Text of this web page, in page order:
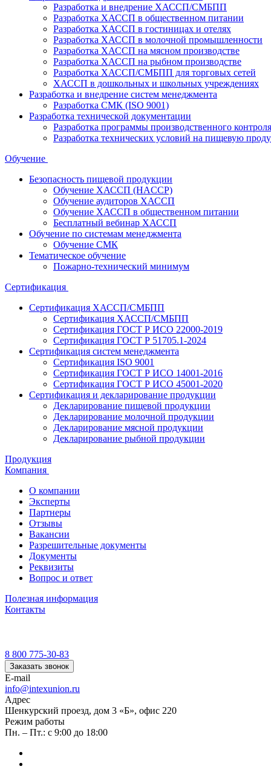
Разработка и внедрение ХАССП/СМБПП
Разработка ХАССП в общественном питании
Разработка ХАССП в гостиницах и отелях
Разработка ХАССП в молочной промышленности
Разработка ХАССП на мясном производстве
Разработка ХАССП на рыбном производстве
Разработка ХАССП/СМБПП для торговых сетей
ХАССП в дошкольных и школьных учреждениях
Разработка и внедрение систем менеджмента
Разработка СМК (ISO 9001)
Разработка технической документации
Разработка программы производственного
Разработка технических условий на пищевую
Обучение
Безопасность пищевой продукции
Обучение ХАССП (HACCP)
Обучение аудиторов ХАССП
Обучение ХАССП в общественном питании
Бесплатный вебинар ХАССП
Обучение по системам менеджмента
Обучение СМК
Тематическое обучение
Пожарно-технический минимум
Сертификация
Сертификация ХАССП/СМБПП
Сертификация ХАССП/СМБПП
Сертификация ГОСТ Р ИСО 22000-2019
Сертификация ГОСТ Р 51705.1-2024
Сертификация систем менеджмента
Сертификация ISO 9001
Сертификация ГОСТ Р ИСО 14001-2016
Сертификация ГОСТ Р ИСО 45001-2020
Сертификация и декларирование продукции
Декларирование пищевой продукции
Декларирование молочной продукции
Декларирование мясной продукции
Декларирование рыбной продукции
Продукция
Компания
О компании
Эксперты
Партнеры
Отзывы
Вакансии
Разрешительные документы
Документы
Реквизиты
Вопрос и ответ
Полезная информация
Контакты
8 800 775-30-83
Заказать звонок
E-mail
info@intexunion.ru
Адрес
Шенкурский проезд, дом 3 «Б», офис 220
Режим работы
Пн. – Пт.: с 9:00 до 18:00